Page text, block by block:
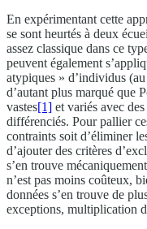
En expérimentant cette
se sont heurtés à deux
assez classique dans ce
peuvent également
atypiques » d’individus
d’autant plus marqué que
vastes[1] et variés avec
différenciés. Pour pallier
contraints soit d’éliminer
d’ajouter des critères
s’en trouve
n’est pas moins coûteux,
données s’en trouve de
exceptions, multiplication